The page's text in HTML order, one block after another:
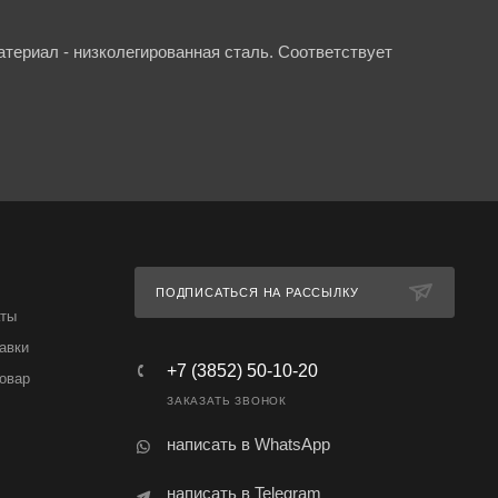
- низколегированная сталь. Соответствует
ПОДПИСАТЬСЯ НА РАССЫЛКУ
+7 (3852) 50-10-20
ЗАКАЗАТЬ ЗВОНОК
написать в WhatsApp
написать в Telegram